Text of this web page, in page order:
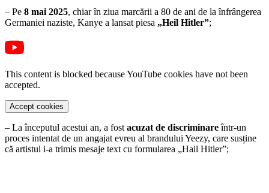
– Pe 8 mai 2025, chiar în ziua marcării a 80 de ani de la înfrângerea
Germaniei naziste, Kanye a lansat piesa „Heil Hitler”;
This content is blocked because YouTube cookies have not been
accepted.
Accept cookies
– La începutul acestui an, a fost acuzat de discriminareîntr-un
proces intentat de un angajat evreu al brandului Yeezy, care susține
că artistul i-a trimis mesaje text cu formularea „Hail Hitler”;